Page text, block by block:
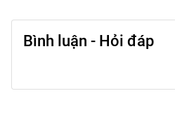
Bình luận - Hỏi đáp